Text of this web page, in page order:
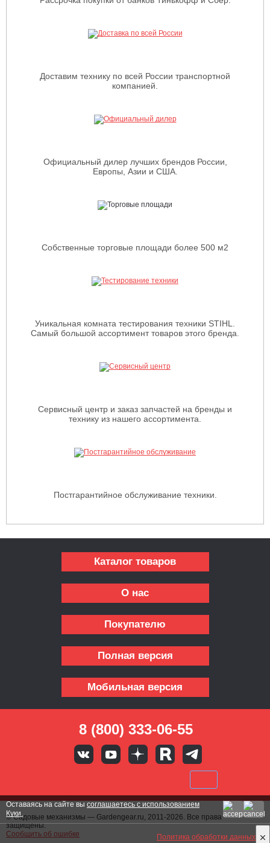
Доставим технику по всей России транспортной
компанией.
Официальный дилер лучших брендов России,
Европы, Азии и США.
Собственные торговые площади более 500 м2
Уникальная комната тестирования техники STIHL.
Самый большой ассортимент товаров этого бренда.
Сервисный центр и заказ запчастей на бренды и
технику из нашего ассортимента.
Постгарантийное обслуживание техники.
Каталог товаров
О нас
Покупателю
Полная версия
Мобильная версия
8 (800) 333-06-55
© Садовые механизмы — Gardengear.ru, 2011-2026. Все права
защищены.
Сообщить об ошибке
Политика обработки данных
Оставаясь на сайте вы соглашаетесь с использованием
Куки.